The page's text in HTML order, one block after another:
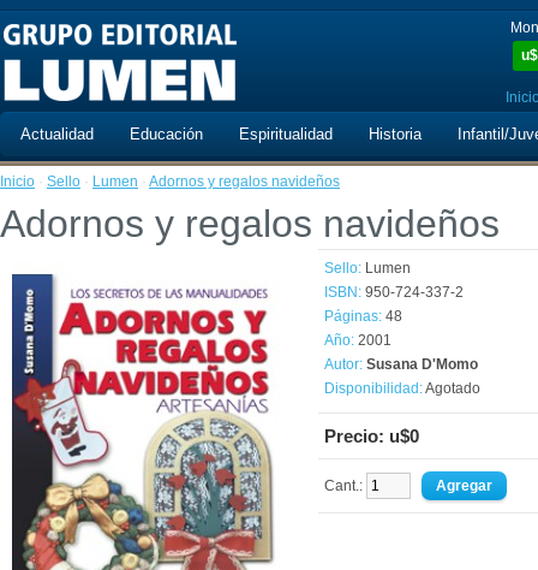
u$
Actualidad Educación Espiritualidad Historia Infantil/
Inicio · Sello · Lumen · Adornos y regalos navideños
Adornos y regalos navideños
Sello: Lumen
ISBN: 950-724-337-2
Páginas: 48
Año: 2001
Autor: Susana D'Momo
Disponibilidad:Agotado
Precio: u$0
Cant.: